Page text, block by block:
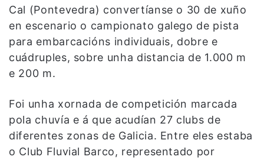
Cal (Pontevedra) convertíanse o 30 de xuño
en escenario o campionato galego de pista
para embarcacións individuais, dobre e
cuádruples, sobre unha distancia de 1.000 m
e 200 m.
Foi unha xornada de competición marcada
pola chuvía e á que acudían 27 clubs de
diferentes zonas de Galicia. Entre eles estaba
o Club Fluvial Barco, representado por